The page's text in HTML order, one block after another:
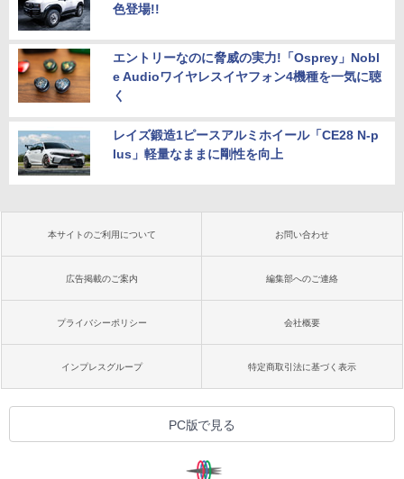
色登場!!
エントリーなのに脅威の実力!「Osprey」Nobl
e Audioワイヤレスイヤフォン4機種を一気に聴
く
レイズ鍛造1ピースアルミホイール「CE28 N-p
lus」軽量なままに剛性を向上
本サイトのご利用について お問い合わせ
広告掲載のご案内 編集部へのご連絡
プライバシーポリシー 会社概要
インプレスグループ 特定商取引法に基づく表示
PC版で見る